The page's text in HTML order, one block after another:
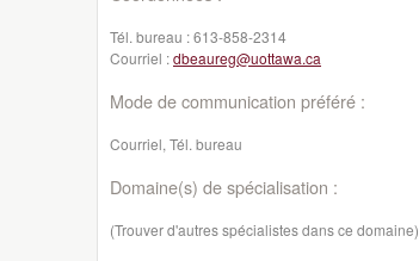
Tél. bureau :613-858-2314
Courriel :dbeaureg@uottawa.ca
Mode de communication préféré :
Courriel, Tél. bureau
Domaine(s) de spécialisation :
(Trouver d'autres spécialistes dans ce domaine)